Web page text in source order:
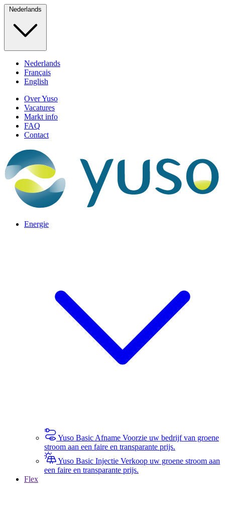
Nederlands
Nederlands
Français
English
Over Yuso
Vacatures
Markt info
FAQ
Contact
Energie
Yuso Basic Afname Voorzie uw bedrijf van groene
stroom aan een faire en transparante prijs.
Yuso Basic Injectie Verkoop uw groene stroom aan
een faire en transparante prijs.
Flex